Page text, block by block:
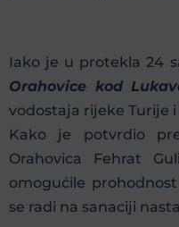
Iako je u protekla 24
Orahovice kod
vodostaja rijeke Turije
Kako je potvrdio
Orahovica Fehrat
omogućile
se radi na sanaciji